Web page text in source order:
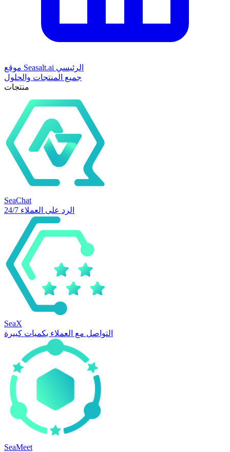
موقع Seasalt.ai الرئيسي
جميع المنتجات والحلول
منتجات
SeaChat
الرد على العملاء 24/7
SeaX
التواصل مع العملاء بكميات كبيرة
SeaMeet